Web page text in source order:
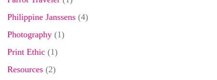
Philippine Janssens (4)
Photography (1)
Print Ethic (1)
Resources (2)